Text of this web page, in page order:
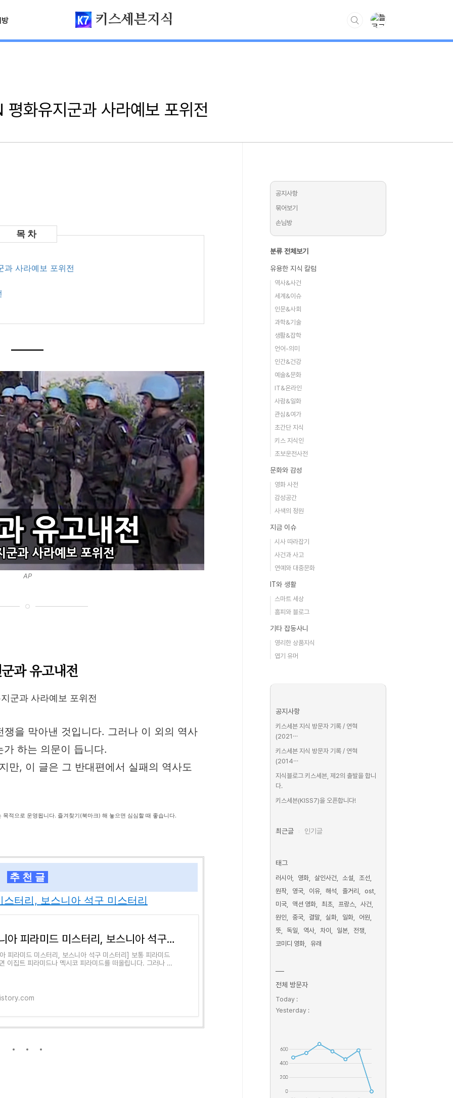
키스세븐지식
화유지군과 사라예보 포위전
과 사라예보 포위전
AP
과 유고내전
군과 사라예보 포위전
을 막아낸 것입니다. 그러나 이 외의 역사
하는 의문이 듭니다.
만, 이 글은 그 반대편에서 실패의 역사도
적으로 운영됩니다. 즐겨찾기(북마크) 해 놓으면 심심할 때 좋습니다.
추 천 글
터리, 보스니아 석구 미스터리
보스니아 피라미드 미스터리, 보스니아 석구 미스터리
피라미드 미스터리, 보스니아 석구 미스터리] 보통 피라미드
이집트 피라미드나 멕시코 피라미드를 떠올립니다. 그러나 사
공지사항
묶어보기
손님방
분류 전체보기
유용한 지식 칼럼
역사&사건
세계&이슈
인문&사회
과학&기술
생활&잡학
언어-의미
인간&건강
예술&문화
IT&온라인
사람&일화
관심&여가
초간단 지식
키스 지식인
초보운전사전
문화와 감성
영화 사전
감성공간
사색의 정원
지금 이슈
시사 따라잡기
사건과 사고
연예와 대중문화
IT와 생활
스마트 세상
홈피와 블로그
기타 잡동사니
영리한 상품지식
엽기 유머
공지사항
키스세븐 지식 방문자 기록 / 연혁
(2021⋯
키스세븐 지식 방문자 기록 / 연혁
(2014⋯
지식블로그 키스세븐, 제2의 출발을 합니
다.
키스세븐(KISS7)을 오픈합니다!
최근글 인기글
태그
러시아 영화 살인사건 소설
조선
원작
영국 이유 해석 줄거리
ost
미국
액션 영화 최초 프랑스
사건
원인
중국 결말 실화 일화
어원
뜻
독일 역사 차이 일본
전쟁
코미디 영화
유래
전체 방문자
Today :
Yesterday :